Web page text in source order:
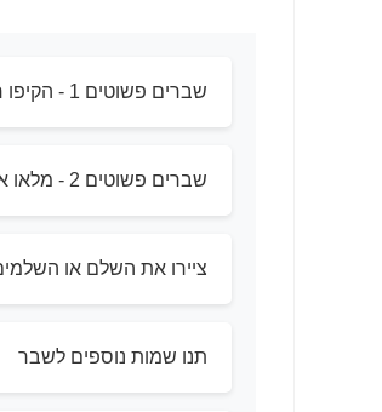
שברים פשוטים 1 - הקיפו חלקים (שבר)
שברים פשוטים 2 - מלאו את חלק השבר בצורה
ציירו את השלם או
תנו שמות נוספים לשבר